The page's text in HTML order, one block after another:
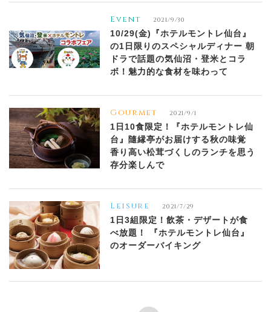
Event 2021/9/30
10/29(金)『ホテルモントレ仙台』
の1日限りのスペシャルディナー 朝
ドラで話題の気仙沼・登米とコラ
ボ！魅力的な食材を味わって
Gourmet 2021/9/1
1日10食限定！『ホテルモントレ仙
台』隨縁亭がお届けする秋の味覚
香り高い松茸づくしのランチを思う
存分楽しんで
Leisure 2021/7/29
1日3組限定！飲茶・デザートが食
べ放題！ 『ホテルモントレ仙台』
のオーダーバイキング